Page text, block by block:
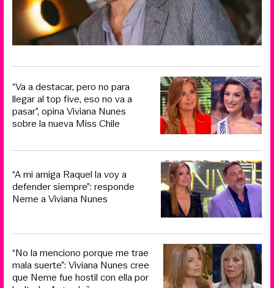
“Va a destacar, pero no para
llegar al top five, eso no va a
pasar”, opina Viviana Nunes
sobre la nueva Miss Chile
“A mi amiga Raquel la voy a
defender siempre”: responde
Neme a Viviana Nunes
“No la menciono porque me trae
mala suerte”: Viviana Nunes cree
que Neme fue hostil con ella por